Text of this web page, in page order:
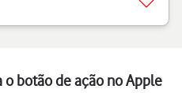
o botão de ação no Apple